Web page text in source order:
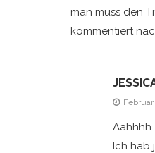
man muss den
kommentiert
Februar
Ich hab